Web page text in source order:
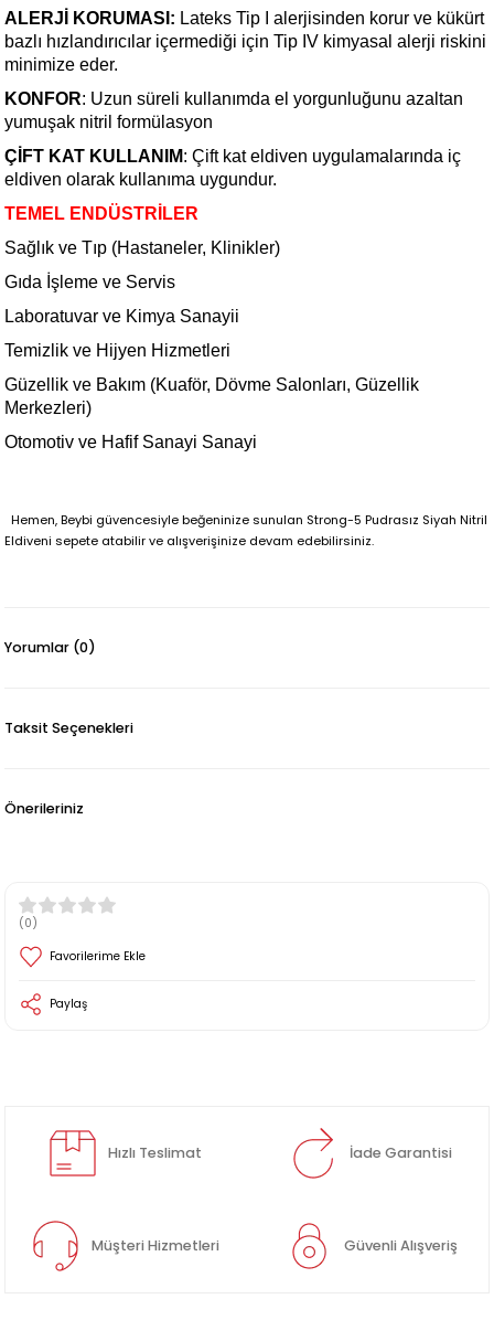
ALERJİ KORUMASI: Lateks Tip I alerjisinden korur ve kükürt
bazlı hızlandırıcılar içermediği için Tip IV kimyasal alerji riskini
minimize eder.
KONFOR: Uzun süreli kullanımda el yorgunluğunu azaltan
yumuşak nitril formülasyon
ÇİFT KAT KULLANIM: Çift kat eldiven uygulamalarında iç
eldiven olarak kullanıma uygundur.
TEMEL ENDÜSTRILER
Sağlık ve Tıp (Hastaneler, Klinikler)
Gıda İşleme ve Servis
Laboratuvar ve Kimya Sanayii
Temizlik ve Hijyen Hizmetleri
Güzellik ve Bakım (Kuaför, Dövme Salonları, Güzellik
Merkezleri)
Otomotiv ve Hafif Sanayi Sanayi
Hemen, Beybi güvencesiyle beğeninize sunulan Strong-5 Pudrasız Siyah Nitril
Eldiveni sepete atabilir ve alışverişinize devam edebilirsiniz.
Yorumlar (0)
Taksit Seçenekleri
Önerileriniz
(0)
Paylaş
Hızlı Teslimat İade Garantisi
Müşteri Hizmetleri Güvenli Alışveriş